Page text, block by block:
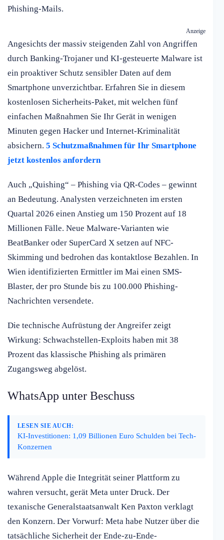
Phishing-Mails.
Anzeige
Angesichts der massiv steigenden Zahl von Angriffen
durch Banking-Trojaner und KI-gesteuerte Malware ist
ein proaktiver Schutz sensibler Daten auf dem
Smartphone unverzichtbar. Erfahren Sie in diesem
kostenlosen Sicherheits-Paket, mit welchen fünf
einfachen Maßnahmen Sie Ihr Gerät in wenigen
Minuten gegen Hacker und Internet-Kriminalität
absichern. 5 Schutzmaßnahmen für Ihr Smartphone
jetzt kostenlos anfordern
Auch „Quishing“ – Phishing via QR-Codes – gewinnt
an Bedeutung. Analysten verzeichneten im ersten
Quartal 2026 einen Anstieg um 150 Prozent auf 18
Millionen Fälle. Neue Malware-Varianten wie
BeatBanker oder SuperCard X setzen auf NFC-
Skimming und bedrohen das kontaktlose Bezahlen. In
Wien identifizierten Ermittler im Mai einen SMS-
Blaster, der pro Stunde bis zu 100.000 Phishing-
Nachrichten versendete.
Die technische Aufrüstung der Angreifer zeigt
Wirkung: Schwachstellen-Exploits haben mit 38
Prozent das klassische Phishing als primären
Zugangsweg abgelöst.
WhatsApp unter Beschuss
LESEN SIE AUCH:
KI-Investitionen: 1,09 Billionen Euro Schulden bei Tech-
Konzernen
Während Apple die Integrität seiner Plattform zu
wahren versucht, gerät Meta unter Druck. Der
texanische Generalstaatsanwalt Ken Paxton verklagt
den Konzern. Der Vorwurf: Meta habe Nutzer über die
tatsächliche Sicherheit der Ende-zu-Ende-